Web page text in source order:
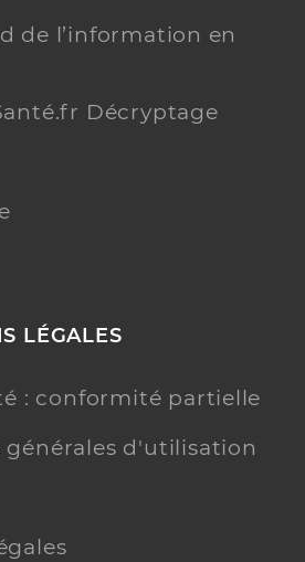
de l’information en
Décryptage
LÉGALES
: conformité partielle
générales d'utilisation